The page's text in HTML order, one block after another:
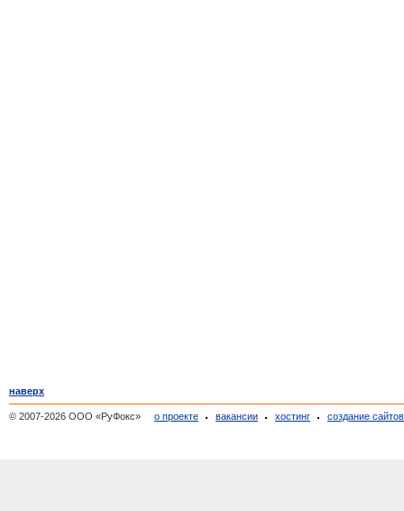
наверх
© 2007-2026 ООО «РуФокс» о проекте вакансии хостинг создание сайтов